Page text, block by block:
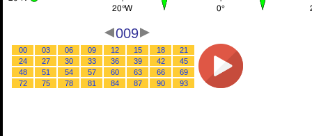
009
00 03 06 09 12 15 18
21
24
27 30 33 36 39 42
45
48
51 54 57 60 63 66
69
72
75 78 81 84 87 90 93